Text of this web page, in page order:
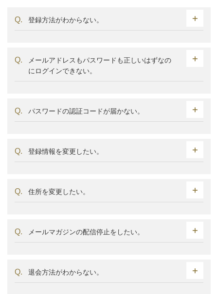
登録方法がわからない。
メールアドレスもパスワードも正しいはずなの
にログインできない。
パスワードの認証コードが届かない。
登録情報を変更したい。
住所を変更したい。
メールマガジンの配信停止をしたい。
退会方法がわからない。